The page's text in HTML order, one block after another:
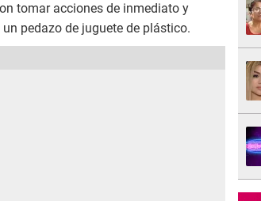
tomar acciones de inmediato y
pedazo de juguete de plástico.